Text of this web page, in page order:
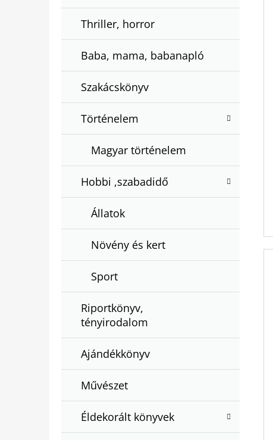
Thriller, horror
Baba, mama, babanapló
Szakácskönyv
Történelem
Magyar történelem
Hobbi ,szabadidő
Állatok
Növény és kert
Sport
Riportkönyv,
tényirodalom
Ajándékkönyv
Művészet
Éldekorált könyvek